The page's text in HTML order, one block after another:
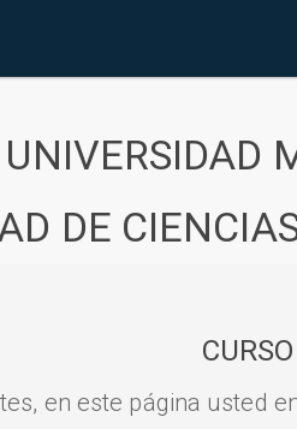
UNIVERSIDAD
DE
en este página usted